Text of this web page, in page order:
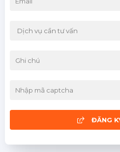
ĐĂNG